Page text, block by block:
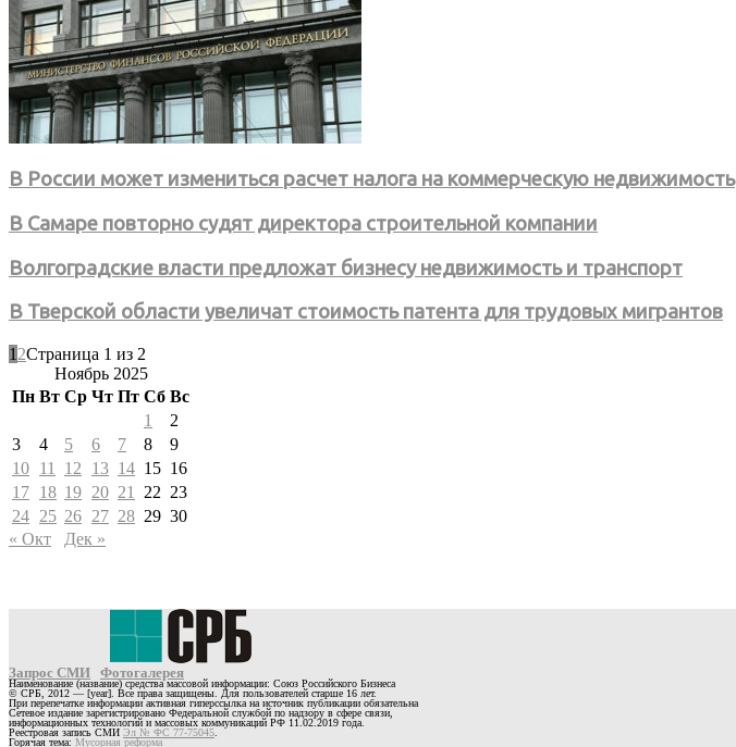
В России может измениться расчет налога на коммерческую недвижимость
В Самаре повторно судят директора строительной компании
Волгоградские власти предложат бизнесу недвижимость и транспорт
В Тверской области увеличат стоимость патента для трудовых мигрантов
1 2Страница 1 из 2
Ноябрь 2025
Пн Вт Ср Чт Пт Сб Вс
1
2
3
4 5 6 7 8
9
10 11 12 13 14 15 16
17 18 19 20 21 22 23
24 25 26 27 28 29 30
« Окт
Дек »
Запрос СМИ Фотогалерея
Наименование (название) средства массовой информации: Союз Российского Бизнеса
© СРБ, 2012 — [year]. Все права защищены. Для пользователей старше 16 лет.
При перепечатке информации активная гиперссылка на источник публикации обязательна
Сетевое издание зарегистрировано Федеральной службой по надзору в сфере связи,
информационных технологий и массовых коммуникаций РФ 11.02.2019 года.
Реестровая запись СМИ Эл № ФС 77-75045
Горячая тема: Мусорная реформа